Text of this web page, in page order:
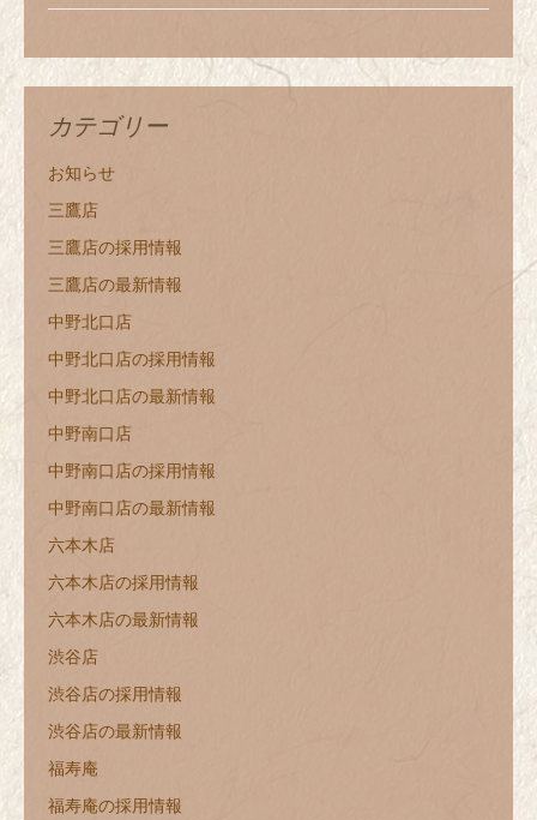
カテゴリー
お知らせ
三鷹店
三鷹店の採用情報
三鷹店の最新情報
中野北口店
中野北口店の採用情報
中野北口店の最新情報
中野南口店
中野南口店の採用情報
中野南口店の最新情報
六本木店
六本木店の採用情報
六本木店の最新情報
渋谷店
渋谷店の採用情報
渋谷店の最新情報
福寿庵
福寿庵の採用情報